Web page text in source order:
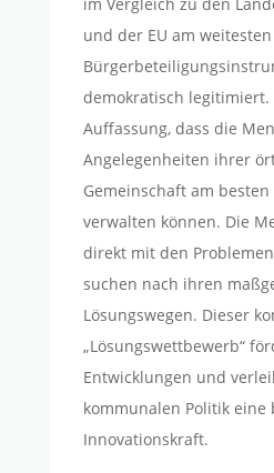
und der EU am
demokratisch
Auffassung, dass die
Angelegenheiten ihrer
Gemeinschaft am
verwalten können. Die
direkt mit den
suchen nach ihren
Lösungswegen. Dieser
„Lösungswettbewerb“
Entwicklungen und
kommunalen Politik eine
Innovationskraft.